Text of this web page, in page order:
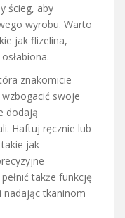
ścieg, aby
wyrobu. Warto
jak flizelina,
znakomicie
swoje
dodają
Haftuj ręcznie lub
jak
także funkcję
nadając tkaninom